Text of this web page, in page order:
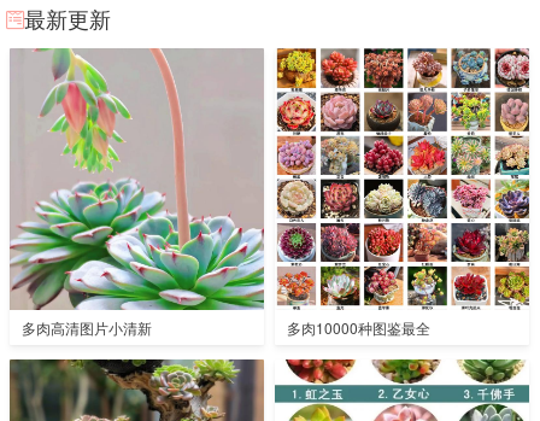
最新更新
多肉高清图片小清新 多肉10000种图鉴最全